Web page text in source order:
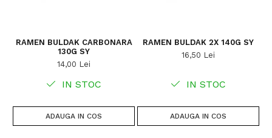
RAMEN BULDAK CARBONARA
130G SY
14,00 Lei
IN STOC
ADAUGA IN COS
RAMEN BULDAK 2X 140G SY
16,50 Lei
IN STOC
ADAUGA IN COS